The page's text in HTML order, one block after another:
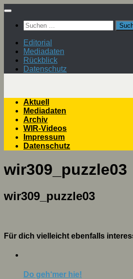
Zum
springenSuchen
nach:
Editorial
Mediadaten
Rückblick
Datenschutz
Aktuell
Mediadaten
Archiv
WIR-Videos
Impressum
Datenschutz
wir309_puzzle03
wir309_puzzle03
Für dich vielleicht ebenfalls
Do geh‘mer hie!